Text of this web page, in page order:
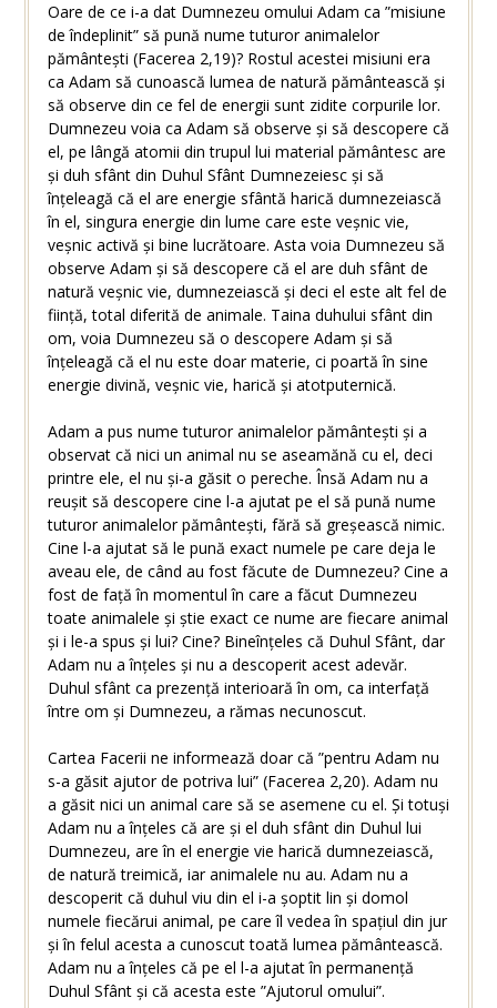
Oare de ce i-a dat Dumnezeu omului Adam ca ”misiune
de îndeplinit” să pună nume tuturor animalelor
pământești (Facerea 2,19)? Rostul acestei misiuni era
ca Adam să cunoască lumea de natură pământească și
să observe din ce fel de energii sunt zidite corpurile lor.
Dumnezeu voia ca Adam să observe și să descopere că
el, pe lângă atomii din trupul lui material pământesc are
și duh sfânt din Duhul Sfânt Dumnezeiesc și să
înțeleagă că el are energie sfântă harică dumnezeiască
în el, singura energie din lume care este veșnic vie,
veșnic activă și bine lucrătoare. Asta voia Dumnezeu să
observe Adam și să descopere că el are duh sfânt de
natură veșnic vie, dumnezeiască și deci el este alt fel de
ființă, total diferită de animale. Taina duhului sfânt din
om, voia Dumnezeu să o descopere Adam și să
înțeleagă că el nu este doar materie, ci poartă în sine
energie divină, veșnic vie, harică și atotputernică.
Adam a pus nume tuturor animalelor pământești și a
observat că nici un animal nu se aseamănă cu el, deci
printre ele, el nu și-a găsit o pereche. Însă Adam nu a
reușit să descopere cine l-a ajutat pe el să pună nume
tuturor animalelor pământești, fără să greșească nimic.
Cine l-a ajutat să le pună exact numele pe care deja le
aveau ele, de când au fost făcute de Dumnezeu? Cine a
fost de față în momentul în care a făcut Dumnezeu
toate animalele și știe exact ce nume are fiecare animal
și i le-a spus și lui? Cine? Bineînțeles că Duhul Sfânt, dar
Adam nu a înțeles și nu a descoperit acest adevăr.
Duhul sfânt ca prezență interioară în om, ca interfață
între om și Dumnezeu, a rămas necunoscut.
Cartea Facerii ne informează doar că ”pentru Adam nu
s-a găsit ajutor de potriva lui” (Facerea 2,20). Adam nu
a găsit nici un animal care să se asemene cu el. Și totuși
Adam nu a înțeles că are și el duh sfânt din Duhul lui
Dumnezeu, are în el energie vie harică dumnezeiască,
de natură treimică, iar animalele nu au. Adam nu a
descoperit că duhul viu din el i-a șoptit lin și domol
numele fiecărui animal, pe care îl vedea în spațiul din jur
și în felul acesta a cunoscut toată lumea pământească.
Adam nu a înțeles că pe el l-a ajutat în permanență
Duhul Sfânt și că acesta este ”Ajutorul omului”.